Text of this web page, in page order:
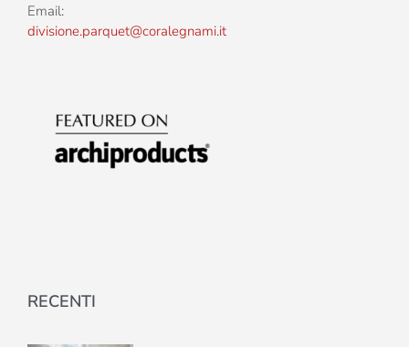
Email:
divisione.parquet@coralegnami.it
RECENTI